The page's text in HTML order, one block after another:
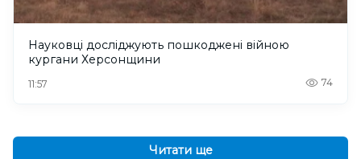
Науковці досліджують пошкоджені війною
кургани Херсонщини
11:57 74
Читати ще